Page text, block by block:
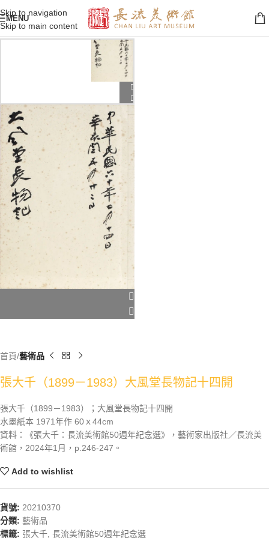
Skip to navigation
Skip to main content
MENU
首頁 藝術品
張大千（1899－1983）大風堂長物記十四開
張大千（1899－1983）；大風堂長物記十四開
水墨紙本 1971年作 60ｘ44cm
資料：《張大千：長流美術館50週年紀念選》，藝術家出版社／長流美
術館，2024年1月，p.246-247。
Add to wishlist
貨號: 20210370
分類: 藝術品
標籤: 張大千 長流美術館50週年紀念選